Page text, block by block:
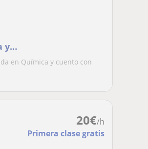
y
en Química y cuento con
20€/h
Primera clase gratis